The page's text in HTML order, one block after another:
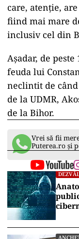
care, atenție,
fiind mai mare
inclusiv cel din
Așadar, de
feuda lui
neclintit de
de la UDMR,
de la Bihor.
Vrei să fii
Puterea.ro și